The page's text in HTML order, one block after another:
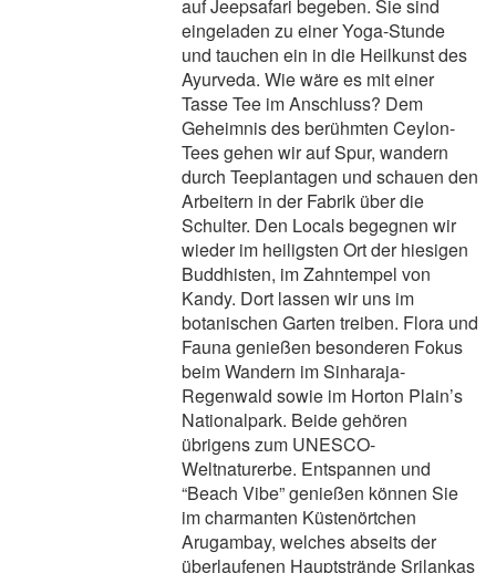
auf Jeepsafari begeben. Sie sind
eingeladen zu einer Yoga-Stunde
und tauchen ein in die Heilkunst des
Ayurveda. Wie wäre es mit einer
Tasse Tee im Anschluss? Dem
Geheimnis des berühmten Ceylon-
Tees gehen wir auf Spur, wandern
durch Teeplantagen und schauen den
Arbeitern in der Fabrik über die
Schulter. Den Locals begegnen wir
wieder im heiligsten Ort der hiesigen
Buddhisten, im Zahntempel von
Kandy. Dort lassen wir uns im
botanischen Garten treiben. Flora und
Fauna genießen besonderen Fokus
beim Wandern im Sinharaja-
Regenwald sowie im Horton Plain’s
Nationalpark. Beide gehören
übrigens zum UNESCO-
Weltnaturerbe. Entspannen und
“Beach Vibe” genießen können Sie
im charmanten Küstenörtchen
Arugambay, welches abseits der
überlaufenen Hauptstrände Srilankas